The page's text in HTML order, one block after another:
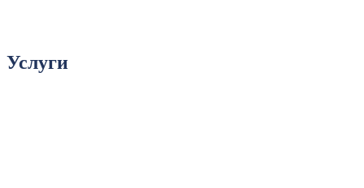
Услуги